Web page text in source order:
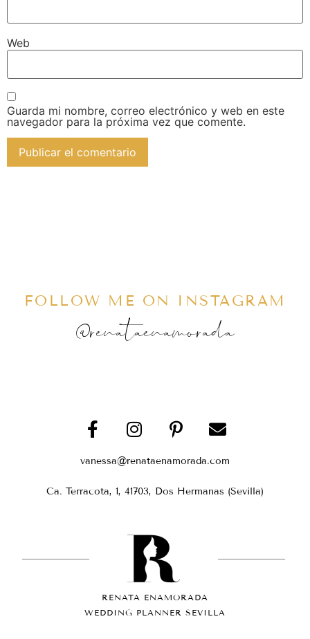
Web
Guarda mi nombre, correo electrónico y web en este
navegador para la próxima vez que comente.
FOLLOW ME ON INSTAGRAM
@renataenamorada
vanessa@renataenamorada.com
Ca. Terracota, 1, 41703, Dos Hermanas (Sevilla)
RENATA ENAMORADA
WEDDING PLANNER SEVILLA